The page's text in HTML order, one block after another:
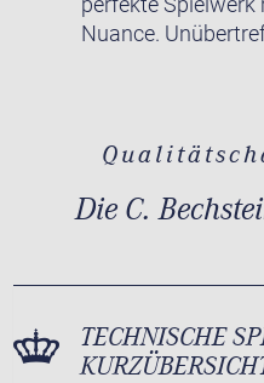
Nuance.
Die C.
TECHNISCHE